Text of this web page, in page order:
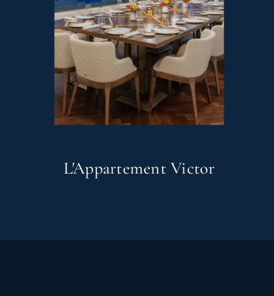
L'Appartement Victor